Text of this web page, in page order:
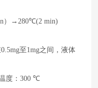
）→ 280℃(2 min)
0 .5mg至1mg之间，液体
度：300℃